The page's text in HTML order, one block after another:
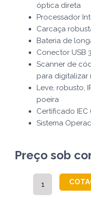
óptica direta
Processador
Carcaça
Bateria de
Conector USB
Scanner de
para digitalizar
Leve, robusto,
poeira
Certificado IEC
Sistema
Preço sob